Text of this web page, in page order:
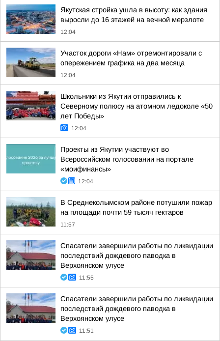
Якутская стройка ушла в высоту: как здания
выросли до 16 этажей на вечной мерзлоте
12:04
Участок дороги «Нам» отремонтировали с
опережением графика на два месяца
12:04
Школьники из Якутии отправились к
Северному полюсу на атомном ледоколе «50
лет Победы»
12:04
Проекты из Якутии участвуют во
Всероссийском голосовании на портале
«моифинансы»
12:04
В Среднеколымском районе потушили пожар
на площади почти 59 тысяч гектаров
11:57
Спасатели завершили работы по ликвидации
последствий дождевого паводка в
Верхоянском улусе
11:55
Спасатели завершили работы по ликвидации
последствий дождевого паводка в
Верхоянском улусе
11:51